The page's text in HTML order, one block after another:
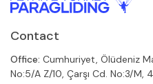
Contact
Office: Cumhuriyet, Ölüdeniz
No:5/A Z/10, Çarşı Cd. No:3/